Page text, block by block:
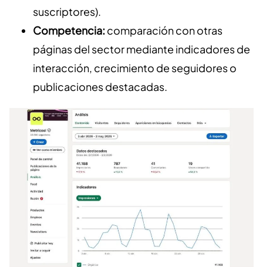
suscriptores).
Competencia: comparación con otras
páginas del sector mediante indicadores de
interacción, crecimiento de seguidores o
publicaciones destacadas.